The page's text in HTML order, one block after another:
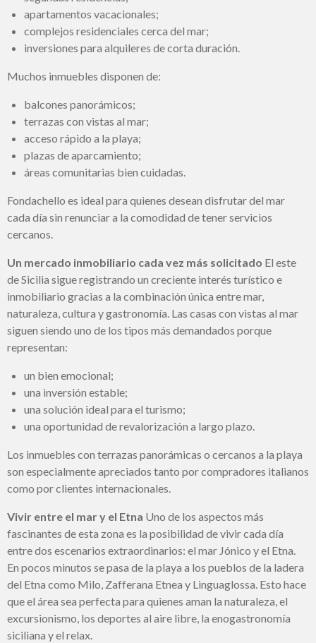
apartamentos vacacionales;
complejos residenciales cerca del mar;
inversiones para alquileres de corta duración.
Muchos inmuebles disponen de:
balcones panorámicos;
terrazas con vistas al mar;
acceso rápido a la playa;
plazas de aparcamiento;
áreas comunitarias bien cuidadas.
Fondachello es ideal para quienes desean disfrutar del mar
cada día sin renunciar a la comodidad de tener servicios
cercanos.
Un mercado inmobiliario cada vez más solicitado El este
de Sicilia sigue registrando un creciente interés turístico e
inmobiliario gracias a la combinación única entre mar,
naturaleza, cultura y gastronomía. Las casas con vistas al mar
siguen siendo uno de los tipos más demandados porque
representan:
un bien emocional;
una inversión estable;
una solución ideal para el turismo;
una oportunidad de revalorización a largo plazo.
Los inmuebles con terrazas panorámicas o cercanos a la playa
son especialmente apreciados tanto por compradores italianos
como por clientes internacionales.
Vivir entre el mar y el Etna Uno de los aspectos más
fascinantes de esta zona es la posibilidad de vivir cada día
entre dos escenarios extraordinarios: el mar Jónico y el Etna.
En pocos minutos se pasa de la playa a los pueblos de la ladera
del Etna como Milo, Zafferana Etnea y Linguaglossa. Esto hace
que el área sea perfecta para quienes aman la naturaleza, el
excursionismo, los deportes al aire libre, la enogastronomía
siciliana y el relax.